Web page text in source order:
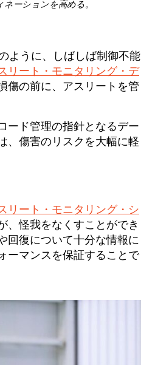
ーションを高める。
ように、しばしば制御不能
リート・モニタリング・デ
傷の前に、アスリートを管
ード管理の指針となるデー
、傷害のリスクを大幅に軽
リート・モニタリング・シ
、怪我をなくすことができ
回復について十分な情報に
ーマンスを保証することで